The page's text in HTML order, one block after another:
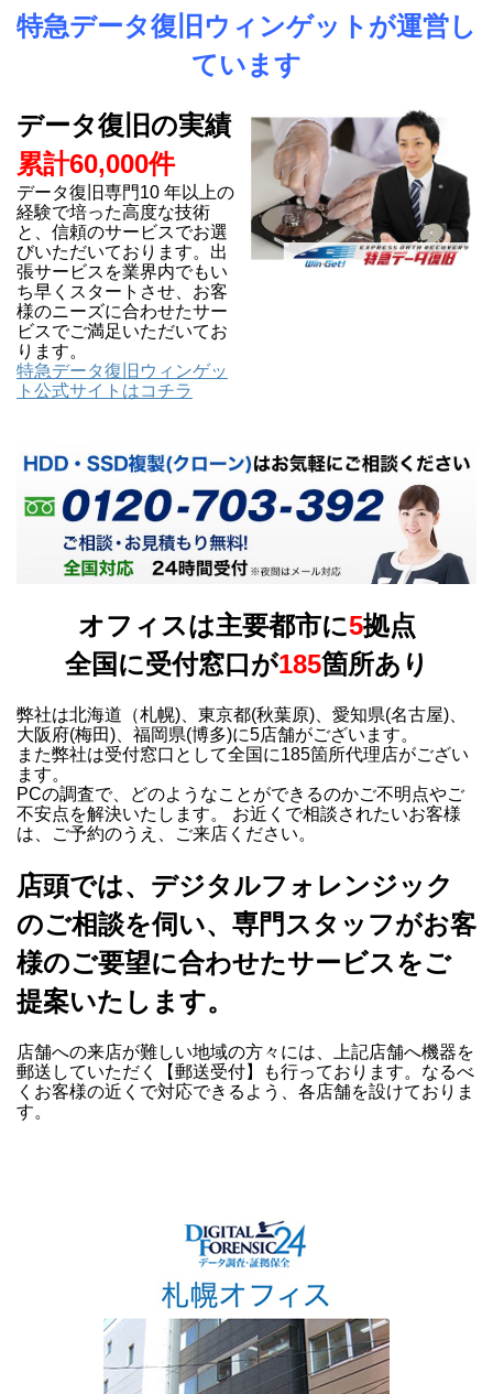
特急データ復旧ウィンゲットが運営し
ています
データ復旧の実績
累計60,000件
データ復旧専門10 年以上の
経験で培った高度な技術
と、信頼のサービスでお選
びいただいております。出
張サービスを業界内でもい
ち早くスタートさせ、お客
様のニーズに合わせたサー
ビスでご満足いただいてお
ります。
特急データ復旧ウィンゲッ
ト公式サイトはコチラ
オフィスは主要都市に5拠点
全国に受付窓口が185箇所あり
弊社は北海道（札幌)、東京都(秋葉原)、愛知県(名古屋)、
大阪府(梅田)、福岡県(博多)に5店舗がございます。
また弊社は受付窓口として全国に185箇所代理店がござい
ます。
PCの調査で、どのようなことができるのかご不明点やご
不安点を解決いたします。 お近くで相談されたいお客様
は、ご予約のうえ、ご来店ください。
店頭では、デジタルフォレンジック
のご相談を伺い、専門スタッフがお客
様のご要望に合わせたサービスをご
提案いたします。
店舗への来店が難しい地域の方々には、上記店舗へ機器を
郵送していただく【郵送受付】も行っております。なるべ
くお客様の近くで対応できるよう、各店舗を設けておりま
す。